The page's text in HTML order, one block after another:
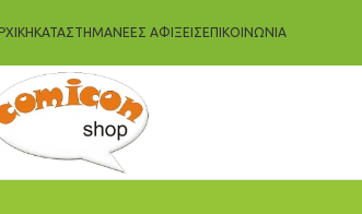
ΚΑΤΆΣΤΗΜΑΝΈΕΣ ΑΦΊΞΕΙΣΕΠΙΚΟΙΝΩΝΊΑ